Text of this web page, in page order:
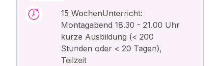
15 WochenUnterricht:
Montagabend 18.30 - 21.00 Uhr
kurze Ausbildung (< 200
Stunden oder < 20 Tagen),
Teilzeit